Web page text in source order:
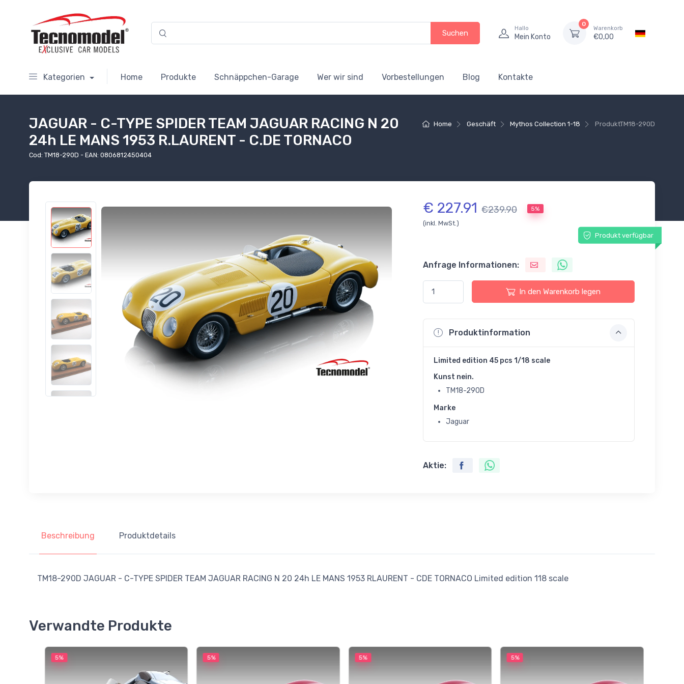
Suchen
Hallo
Mein Konto
0
Warenkorb
€0,00
Kategorien Home Produkte Schnäppchen-Garage Wer wir sind Vorbestellungen Blog Kontakte
Home Geschäft Mythos Collection 1-18 ProduktTM18-290D
JAGUAR - C-TYPE SPIDER TEAM JAGUAR RACING N 20
24h LE MANS 1953 R.LAURENT - C.DE TORNACO
Cod: TM18-290D - EAN: 0806812450404
€ 227.91 €239.90 5%
(inkl. MwSt.)
Produkt verfügbar
Anfrage Informationen:
In den Warenkorb legen
Produktinformation
Limited edition 45 pcs 1/18 scale
Kunst nein.
TM18-290D
Marke
Jaguar
Aktie:
Beschreibung Produktdetails
TM18-290D JAGUAR - C-TYPE SPIDER TEAM JAGUAR RACING N 20 24h LE MANS 1953 RLAURENT - CDE TORNACO Limited edition 118 scale
Verwandte Produkte
5% 5% 5% 5%